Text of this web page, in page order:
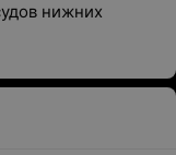
нижних